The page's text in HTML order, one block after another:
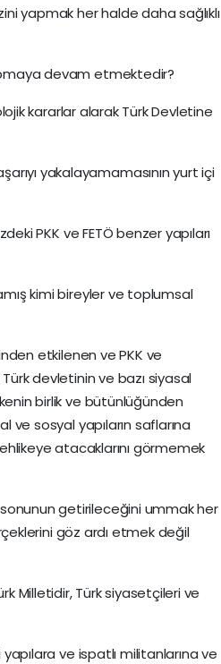
yapmak her halde daha sağlıklı
devam etmektedir?
kararlar alarak Türk Devletine
yakalayamamasının yurt içi
PKK ve FETÖ benzer yapıları
kimi bireyler ve toplumsal
etkilenen ve PKK ve
devletinin ve bazı siyasal
birlik ve bütünlüğünden
ve sosyal yapıların saflarına
atacaklarını görmemek
getirileceğini ummak her
göz ardı etmek değil
Milletidir, Türk siyasetçileri ve
ve ispatlı militanlarına ve